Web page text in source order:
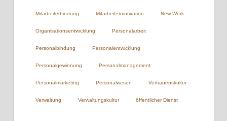
Mitarbeiterbindung Mitarbeitermotivation New Work
Organisationsentwicklung Personalarbeit
Personalbindung Personalentwicklung
Personalgewinnung Personalmanagement
Personalmarketing Personalwesen Vertrauenskultur
Verwaltung Verwaltungskultur öffentlicher Dienst